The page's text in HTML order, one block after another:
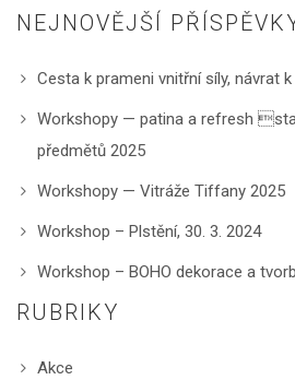
NEJNOVĚJŠÍ
Cesta k prameni vnitřní síly, návrat
Workshopy — patina a refresh
předmětů 2025
Workshopy — Vitráže Tiffany 2025
Workshop – Plstění, 30. 3. 2024
Workshop – BOHO dekorace a
RUBRIKY
Akce